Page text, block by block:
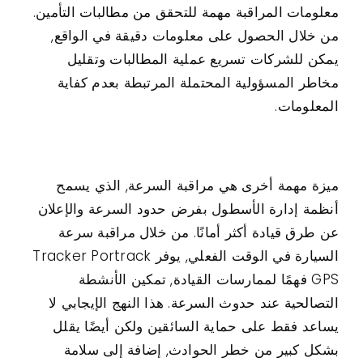
معلومات المراقبة مهمة للتحقق من مطالبات التأمين.
من خلال الحصول على معلومات دقيقة في الواقع,
يمكن للشركات تسريع عملية المطالبات وتقليل
مخاطر المسؤولية المحتملة المرتبطة بعدم كفاية
المعلومات.
ميزة مهمة أخرى هي مراقبة السرعة, الذي يسمح
أنظمة إدارة الأسطول بفرض حدود السرعة والإعلان
عن طرق قيادة أكثر أمانًا. من خلال مراقبة سرعة
السيارة في الوقت الفعلي, يوفر Tracker Portrack
GPS فهمًا لممارسات القيادة, تمكين الأنشطة
التصالحية عند حدوث السرعة. هذا النهج الإيجابي لا
يساعد فقط على حماية السائقين ولكن أيضًا يقلل
بشكل كبير من خطر الحوادث, إضافة إلى سلامة